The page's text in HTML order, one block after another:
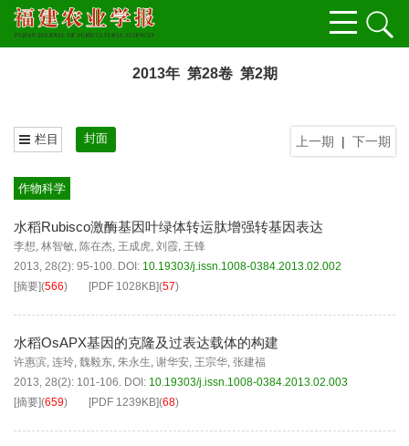
2013年 第28卷 第2期
上一期 | 下一期
栏目 封面
作物科学
水稻Rubisco激酶基因叶绿体转运肽增强转基因表达
李想, 林智敏, 陈在杰, 王成虎, 刘霞, 王锋
2013, 28(2): 95-100. DOI: 10.19303/j.issn.1008-0384.2013.02.002
[摘要](566) [PDF 1028KB](57)
水稻OsAPX基因的克隆及过表达载体的构建
许惠滨, 连玲, 魏毅东, 朱永生, 谢华安, 王宗华, 张建福
2013, 28(2): 101-106. DOI: 10.19303/j.issn.1008-0384.2013.02.003
[摘要](659) [PDF 1239KB](68)